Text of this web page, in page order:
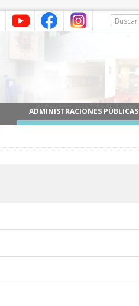
ADMINISTRACIONES PÚBLICAS